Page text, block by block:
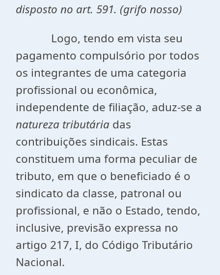
disposto no art. 591. (grifo nosso)
Logo, tendo em vista seu
pagamento compulsório por todos
os integrantes de uma categoria
profissional ou econômica,
independente de filiação, aduz-se a
natureza tributária das
contribuições sindicais. Estas
constituem uma forma peculiar de
tributo, em que o beneficiado é o
sindicato da classe, patronal ou
profissional, e não o Estado, tendo,
inclusive, previsão expressa no
artigo 217, I, do Código Tributário
Nacional.